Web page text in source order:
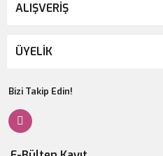
ALIŞVERİŞ
ÜYELİK
Bizi Takip Edin!